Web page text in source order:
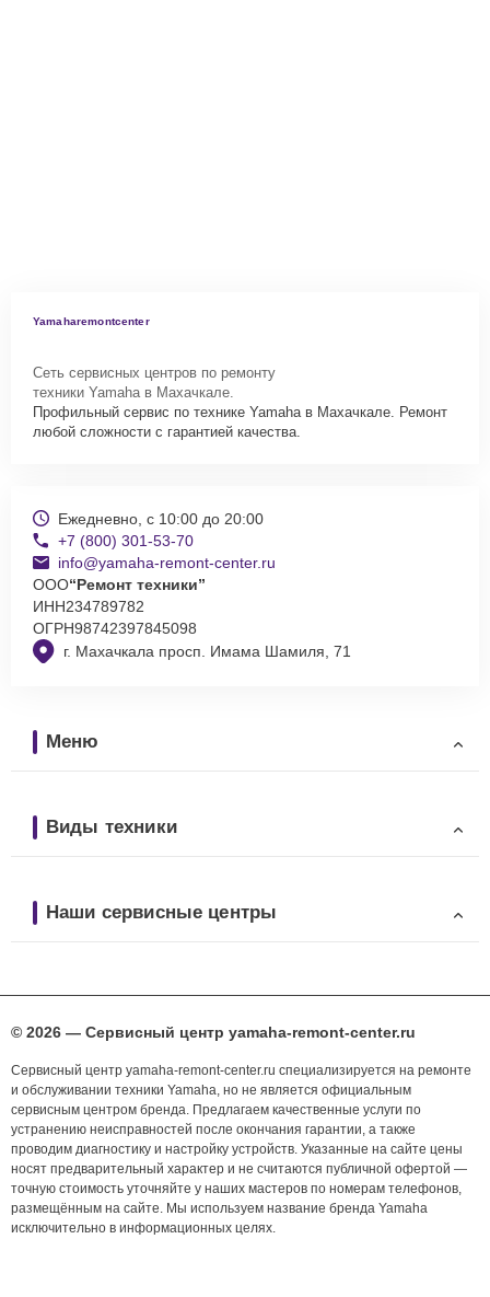
Yamaharemontcenter
Сеть сервисных центров по ремонту
техники Yamaha в Махачкале.
Профильный сервис по технике Yamaha в Махачкале. Ремонт
любой сложности с гарантией качества.
г. Махачкала просп. Имама Шамиля, 71
Ежедневно, с 10:00 до 20:00
+7 (800) 301-53-70
info@yamaha-remont-center.ru
ООО“Ремонт техники”
ИНН234789782
ОГРН98742397845098
Меню
Виды техники
Наши сервисные центры
© 2026 — Сервисный центр yamaha-remont-center.ru
Сервисный центр yamaha-remont-center.ru специализируется на ремонте
и обслуживании техники Yamaha, но не является официальным
сервисным центром бренда. Предлагаем качественные услуги по
устранению неисправностей после окончания гарантии, а также
проводим диагностику и настройку устройств. Указанные на сайте цены
носят предварительный характер и не считаются публичной офертой —
точную стоимость уточняйте у наших мастеров по номерам телефонов,
размещённым на сайте. Мы используем название бренда Yamaha
исключительно в информационных целях.